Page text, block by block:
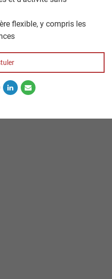
flexible, y compris les